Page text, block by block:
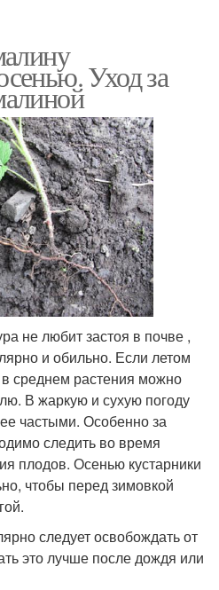
Уход за
не любит застоя в почве ,
и обильно. Если летом
среднем растения можно
В жаркую и сухую погоду
частыми. Особенно за
следить во время
плодов. Осенью кустарники
чтобы перед зимовкой
следует освобождать от
это лучше после дождя или